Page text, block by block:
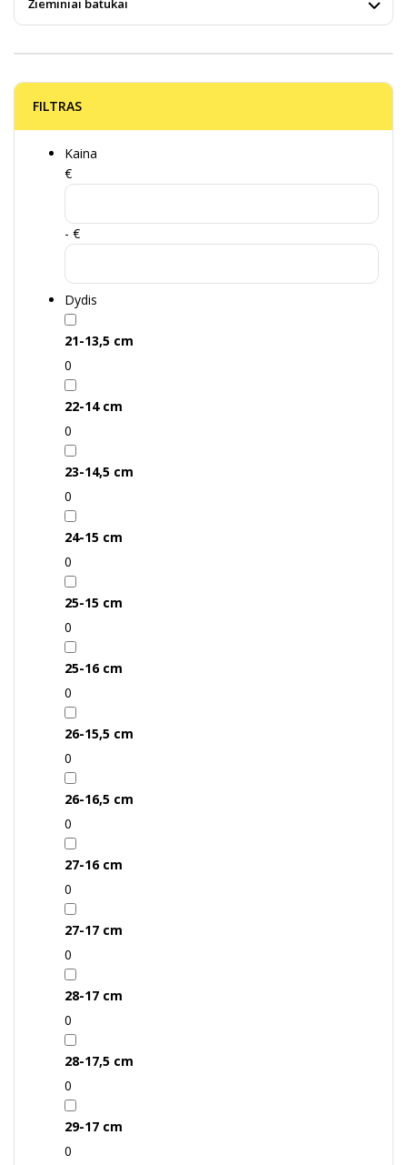
FILTRAS
Kaina
€
- €
Dydis
21-13,5 cm
0
22-14 cm
0
23-14,5 cm
0
24-15 cm
0
25-15 cm
0
25-16 cm
0
26-15,5 cm
0
26-16,5 cm
0
27-16 cm
0
27-17 cm
0
28-17 cm
0
28-17,5 cm
0
29-17 cm
0